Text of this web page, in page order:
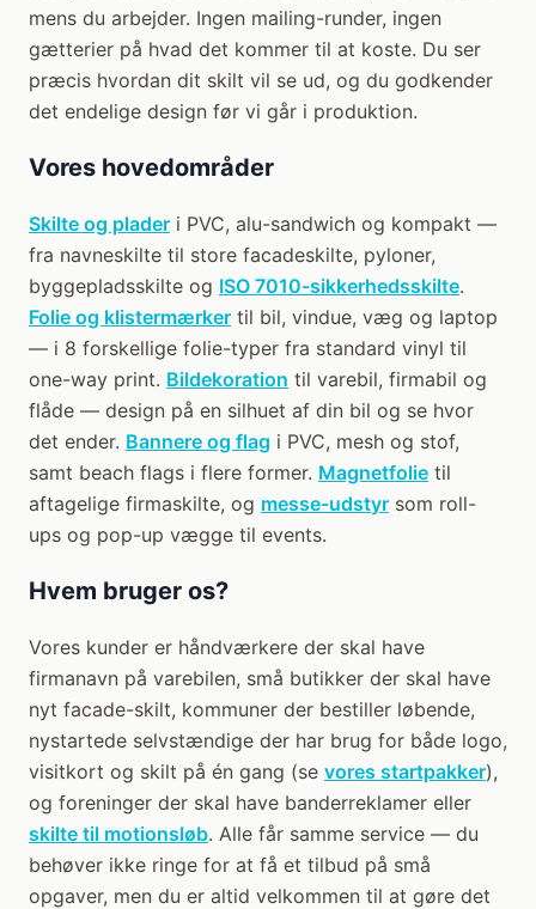
mens du arbejder. Ingen mailing-runder, ingen
gætterier på hvad det kommer til at koste. Du ser
præcis hvordan dit skilt vil se ud, og du godkender
det endelige design før vi går i produktion.
Vores hovedområder
Skilte og plader i PVC, alu-sandwich og kompakt —
fra navneskilte til store facadeskilte, pyloner,
byggepladsskilte og ISO 7010-sikkerhedsskilte.
Folie og klistermærker til bil, vindue, væg og laptop
— i 8 forskellige folie-typer fra standard vinyl til
one-way print. Bildekoration til varebil, firmabil og
flåde — design på en silhuet af din bil og se hvor
det ender. Bannere og flag i PVC, mesh og stof,
samt beach flags i flere former. Magnetfolie til
aftagelige firmaskilte, og messe-udstyr som roll-
ups og pop-up vægge til events.
Hvem bruger os?
Vores kunder er håndværkere der skal have
firmanavn på varebilen, små butikker der skal have
nyt facade-skilt, kommuner der bestiller løbende,
nystartede selvstændige der har brug for både logo,
visitkort og skilt på én gang (se vores startpakker),
og foreninger der skal have banderreklamer eller
skilte til motionsløb. Alle får samme service — du
behøver ikke ringe for at få et tilbud på små
opgaver, men du er altid velkommen til at gøre det